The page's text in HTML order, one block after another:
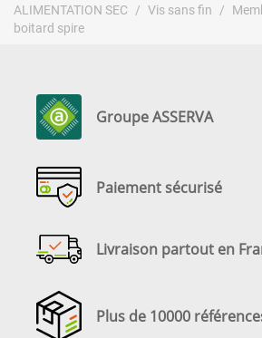
ALIMENTATION SEC
Vis sans fin
boitard spire
Groupe ASSERVA
Paiement sécurisé
Livraison partout en
Plus de 10000